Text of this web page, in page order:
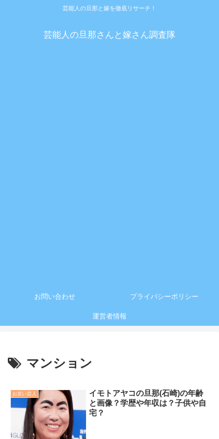
芸能人の旦那と嫁を徹底リサーチ！
芸能人の旦那さんと嫁さん調査隊
お問い合わせ プライバシーポリシー
運営者情報
マンション
お笑い芸人
イモトアヤコの旦那(石崎)の年齢
と画像？学歴や年収は？子供や自
宅？